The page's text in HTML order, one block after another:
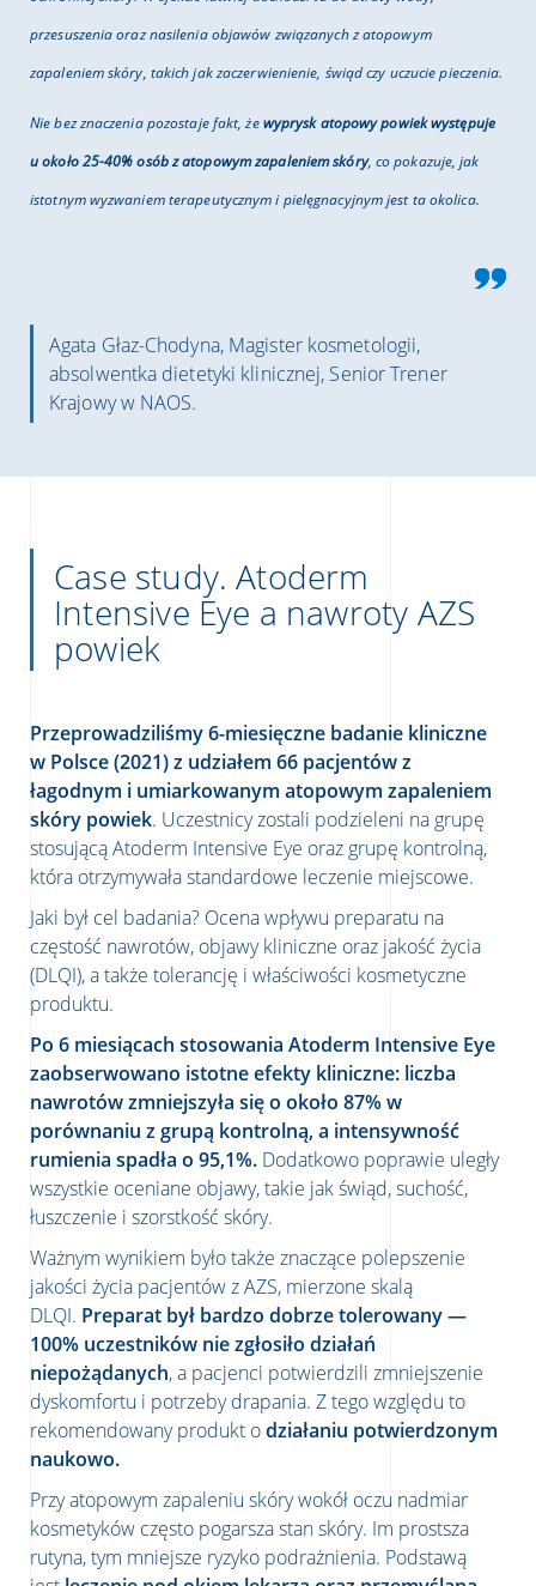
przesuszenia oraz nasilenia objawów związanych z atopowym
zapaleniem skóry, takich jak zaczerwienienie, świąd czy uczucie pieczenia.
Nie bez znaczenia pozostaje fakt, żewyprysk atopowy powiek występuje
u około 25-40% osób z atopowym zapaleniem skóry, co pokazuje, jak
istotnym wyzwaniem terapeutycznym i pielęgnacyjnym jest ta okolica.
Agata Głaz-Chodyna, Magister kosmetologii,
absolwentka dietetyki klinicznej, Senior Trener
Krajowy w NAOS.
Case study. Atoderm
Intensive Eye a nawroty AZS
powiek
Przeprowadziliśmy 6-miesięczne badanie kliniczne
w Polsce (2021) z udziałem 66 pacjentów z
łagodnym i umiarkowanym atopowym zapaleniem
skóry powiek. Uczestnicy zostali podzieleni na grupę
stosującą Atoderm Intensive Eye oraz grupę kontrolną,
która otrzymywała standardowe leczenie miejscowe.
Jaki był cel badania? Ocena wpływu preparatu na
częstość nawrotów, objawy kliniczne oraz jakość życia
(DLQI), a także tolerancję i właściwości kosmetyczne
produktu.
Po 6 miesiącach stosowania Atoderm Intensive Eye
zaobserwowano istotne efekty kliniczne: liczba
nawrotów zmniejszyła się o około 87% w
porównaniu z grupą kontrolną, a intensywność
rumienia spadła o 95,1%. Dodatkowo poprawie uległy
wszystkie oceniane objawy, takie jak świąd, suchość,
łuszczenie i szorstkość skóry.
Ważnym wynikiem było także znaczące polepszenie
jakości życia pacjentów z AZS, mierzone skalą
DLQI. Preparat był bardzo dobrze tolerowany —
100% uczestników nie zgłosiło działań
niepożądanych, a pacjenci potwierdzili zmniejszenie
dyskomfortu i potrzeby drapania. Z tego względu to
rekomendowany produkt odziałaniu potwierdzonym
naukowo.
Przy atopowym zapaleniu skóry wokół oczu nadmiar
kosmetyków często pogarsza stan skóry. Im prostsza
rutyna, tym mniejsze ryzyko podrażnienia. Podstawą